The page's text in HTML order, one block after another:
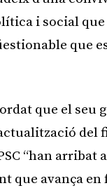
i social que
que
que el seu
del
“han arribat
que avança en